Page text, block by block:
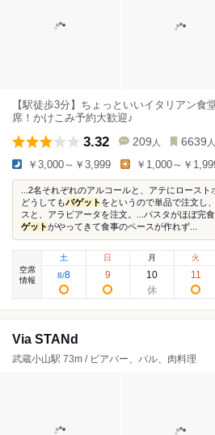
【駅徒歩3分】ちょっといいイタリアン食
席！かけこみ予約大歓迎♪
3.32 209 人 6639 人
￥3,000～￥3,999 ￥1,000～￥
...2名それぞれのアルコールと、アテにロース
どうしてもバゲット をというので単品で注文し
スと、アラビアータを注文。...パスタがほぼ完
ゲットがやってきて食事のペースが作れず...
空席
情報
土
8/8
日
9
月
10
火
11
Via STANd
武蔵小山駅 73m / ビアバー、バル、肉料理